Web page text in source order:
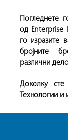
Погледнете
од Enterprise
го изразите
бројните
различни
Доколку сте
Технологии